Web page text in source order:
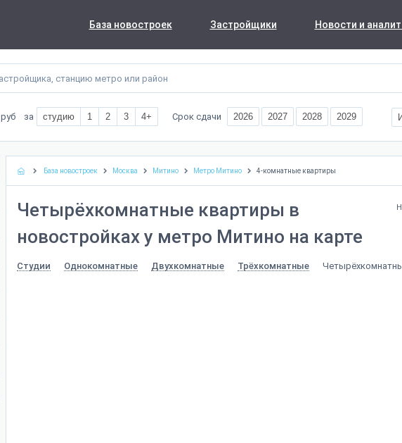
База новостроек Застройщики Новости и
руб за студию 1 2 3 4+ Срок сдачи 2026 2027 2028 2029
База новостроек Москва Митино Метро Митино 4-комнатные квартиры
Четырёхкомнатные квартиры в
новостройках у метро Митино на карте
Студии Однокомнатные Двухкомнатные Трёхкомнатные